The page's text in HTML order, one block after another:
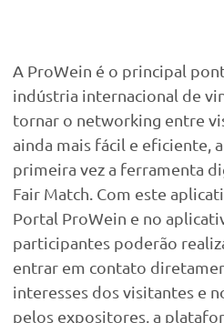
A ProWein é o principal
indústria internacional de
tornar o networking entre
ainda mais fácil e eficiente,
primeira vez a ferramenta
Fair Match. Com este
Portal ProWein e no
participantes poderão
entrar em contato
interesses dos visitantes e
pelos expositores, a